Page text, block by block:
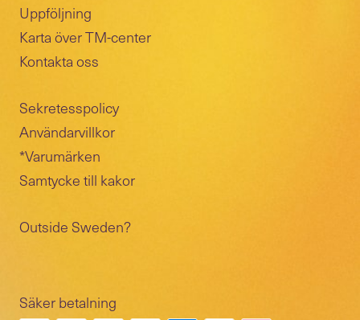
Uppföljning
Karta över TM-center
Kontakta oss
Sekretesspolicy
Användarvillkor
*Varumärken
Samtycke till kakor
Outside Sweden?
Säker betalning